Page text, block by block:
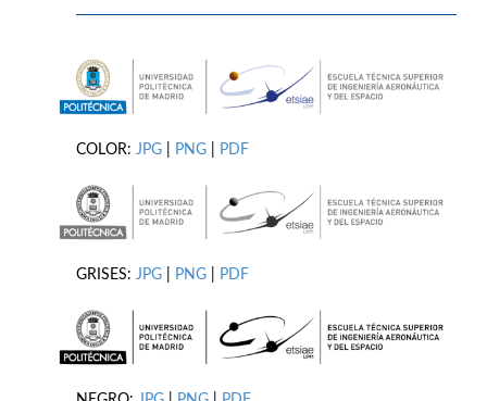
COLOR: JPG PNG PDF
GRISES: JPG PNG PDF